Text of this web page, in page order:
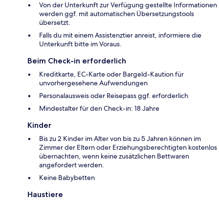
Von der Unterkunft zur Verfügung gestellte Informationen
werden ggf. mit automatischen Übersetzungstools
übersetzt.
Falls du mit einem Assistenztier anreist, informiere die
Unterkunft bitte im Voraus.
Beim Check-in erforderlich
Kreditkarte, EC-Karte oder Bargeld-Kaution für
unvorhergesehene Aufwendungen
Personalausweis oder Reisepass ggf. erforderlich
Mindestalter für den Check-in: 18 Jahre
Kinder
Bis zu 2 Kinder im Alter von bis zu 5 Jahren können im
Zimmer der Eltern oder Erziehungsberechtigten kostenlos
übernachten, wenn keine zusätzlichen Bettwaren
angefordert werden.
Keine Babybetten
Haustiere